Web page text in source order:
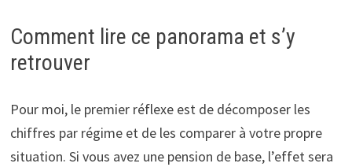
Comment lire ce panorama et s’y
retrouver
Pour moi, le premier réflexe est de décomposer les
chiffres par régime et de les comparer à votre propre
situation. Si vous avez une pension de base, l’effet sera